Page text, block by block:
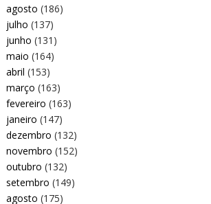
agosto (186)
julho (137)
junho (131)
maio (164)
abril (153)
março (163)
fevereiro (163)
janeiro (147)
dezembro (132)
novembro (152)
outubro (132)
setembro (149)
agosto (175)